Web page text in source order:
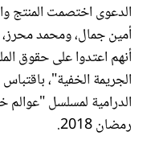
الدعوى اختصمت المنتج
أمين جمال، ومحمد
أنهم اعتدوا على حقوق
الجريمة الخفية"،
الدرامية لمسلسل "عوالم
رمضان 2018.